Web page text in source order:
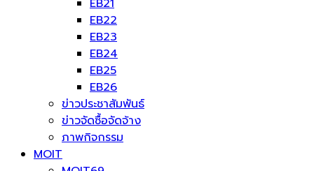
EB21
EB22
EB23
EB24
EB25
EB26
ข่าวประชาสัมพันธ์
ข่าวจัดซื้อจัดจ้าง
ภาพกิจกรรม
MOIT